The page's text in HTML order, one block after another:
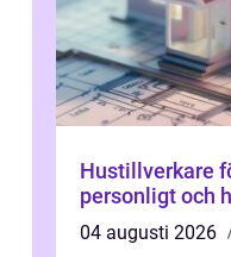
Hustillverkare
personligt och
04 augusti 2026